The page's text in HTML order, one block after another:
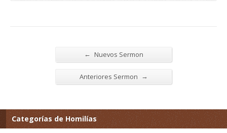
← Nuevos Sermon
Anteriores Sermon →
Categorías de Homilías